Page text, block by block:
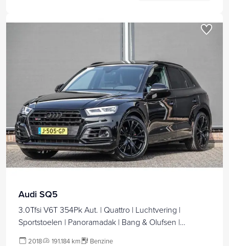
Audi SQ5
3.0Tfsi V6T 354Pk Aut. | Quattro | Luchtvering |
Sportstoelen | Panoramadak | Bang & Olufsen |
2018 191.184 km Benzine